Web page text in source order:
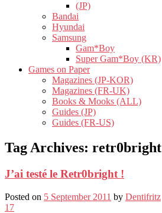
(JP)
Bandai
Hyundai
Samsung
Gam*Boy
Super Gam*Boy (KR)
Games on Paper
Magazines (JP-KOR)
Magazines (FR-UK)
Books & Mooks (ALL)
Guides (JP)
Guides (FR-US)
Tag Archives: retr0bright
J’ai testé le Retr0bright !
Posted on 5 September 2011 by Dentifritz
17